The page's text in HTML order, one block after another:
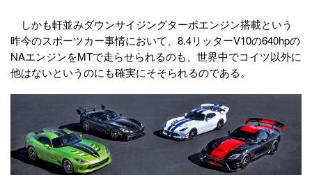
しかも軒並みダウンサイジングターボエンジン搭載という
昨今のスポーツカー事情において、8.4リッターV10の640hpの
NAエンジンをMTで走らせられるのも、世界中でコイツ以外に
他はないというのにも確実にそそられるのである。